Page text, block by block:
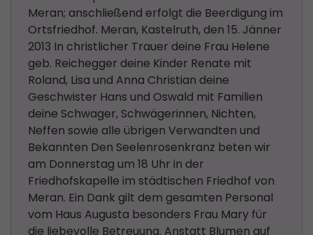
Meran; anschließend erfolgt die Beerdigung im
Ortsfriedhof. Meran, Kastelruth, den 15. Jänner
2013 In christlicher Trauer deine Frau Helene
geb. Reichegger deine Kinder Renate mit
Roland, Lisa und Anna Christian deine
Geschwister Hans und Oswald mit Familien
deine Schwager, Schwägerinnen, Nichten,
Neffen sowie alle übrigen Verwandten und
Bekannten Den Seelenrosenkranz beten wir
am Donnerstag um 18 Uhr in der
Friedhofskapelle im städtischen Friedhof von
Meran. Ein Dank gilt dem gesamten Personal
vom Haus Augusta besonders Frau Mary für
die liebevolle Betreuung. Anstatt Blumen auf